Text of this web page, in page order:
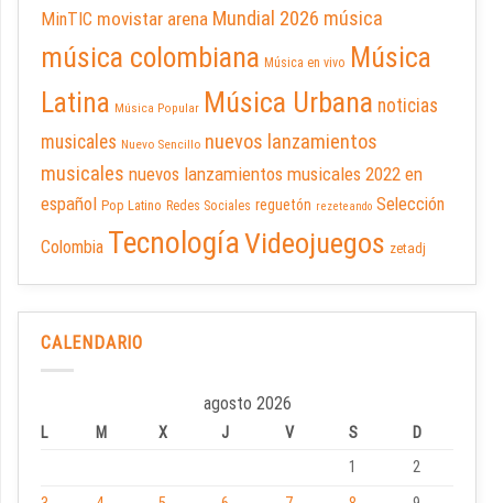
MinTIC movistar arena Mundial 2026 música
música colombiana Música en vivo Música
Latina Música Popular Música Urbana noticias
musicales Nuevo Sencillo nuevos lanzamientos
musicales nuevos lanzamientos musicales 2022 en
español Pop Latino Redes Sociales reguetón rezeteando Selección
Colombia TecnologíaVideojuegos zetadj
CALENDARIO
agosto 2026
L M X J V S
D
1
2